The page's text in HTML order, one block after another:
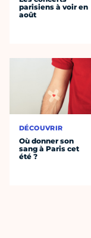
parisiens à voir en
août
DÉCOUVRIR
Où donner son
sang à Paris cet
été ?